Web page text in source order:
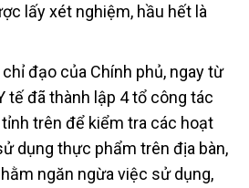
lấy xét nghiệm, hầu hết là
đạo của Chính phủ, ngay từ
tế đã thành lập 4 tổ công tác
trên để kiểm tra các hoạt
dụng thực phẩm trên địa bàn,
ngăn ngừa việc sử dụng,